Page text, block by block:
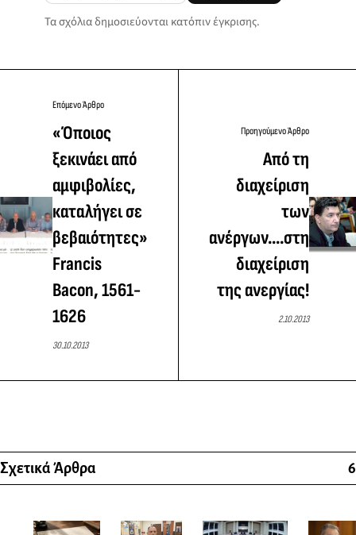
Τα σχόλια δημοσιεύονται κατόπιν έγκρισης.
Επόμενο Άρθρο
«Όποιος
ξεκινάει από
αμφιβολίες,
καταλήγει σε
βεβαιότητες»
Francis
Bacon, 1561-
1626
30.10.2013
Προηγούμενο Άρθρο
Από τη
διαχείριση
των
ανέργων....στη
διαχείριση
της ανεργίας!
2.10.2013
Σχετικά Άρθρα 6